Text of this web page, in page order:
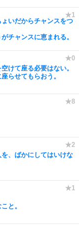
いだからチャンスをつ
チャンスに恵まれる。
けて座る必要はない。
らせてもらおう。
を、ばかにしてはいけな
と。